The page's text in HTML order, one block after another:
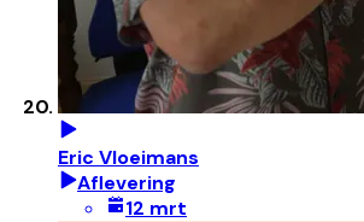
Eric Vloeimans
Aflevering
12 mrt